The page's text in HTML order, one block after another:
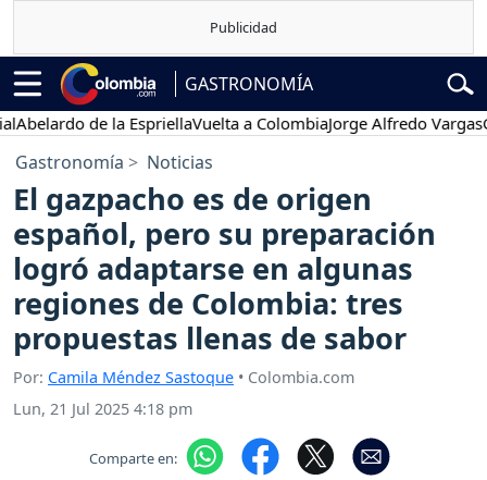
GASTRONOMÍA
de la EspriellaVuelta a ColombiaJorge Alfredo Vargas
Gastronomía Noticias
El gazpacho es de origen
español, pero su preparación
logró adaptarse en algunas
regiones de Colombia: tres
propuestas llenas de sabor
Por: Camila Méndez Sastoque • Colombia.com
Lun, 21 Jul 2025 4:18 pm
Comparte en: